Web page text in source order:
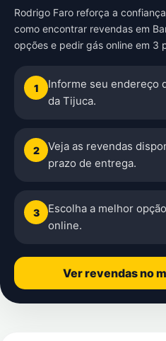
Rodrigo Faro reforça a
como encontrar revendas em
opções e pedir gás online em 3
1
Informe seu endereço
da Tijuca.
2
Veja as revendas
prazo de entrega.
3
Escolha a melhor
online.
Ver revendas no